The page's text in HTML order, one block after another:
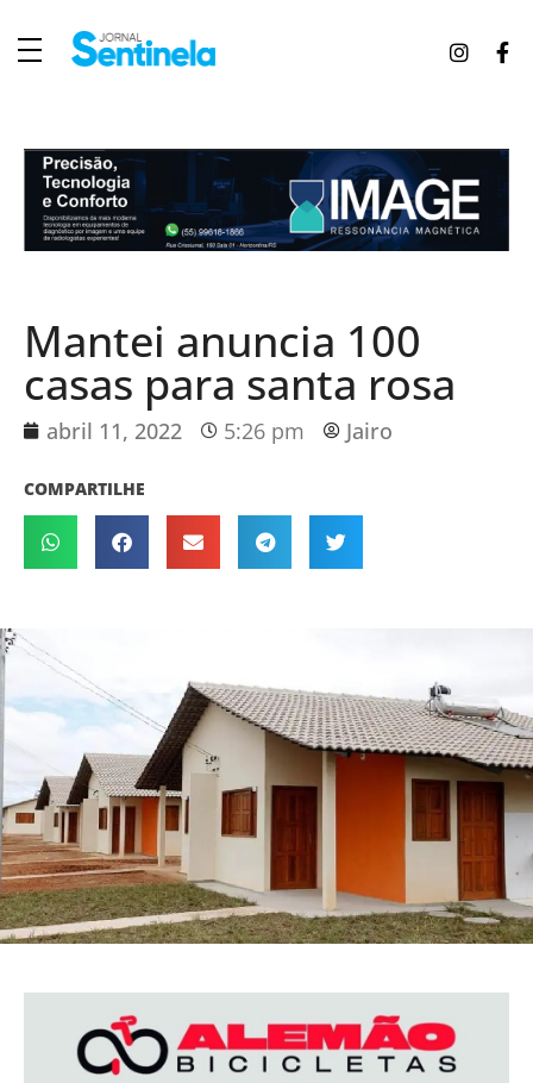
Mantei anuncia 100
casas para santa rosa
abril 11, 2022 5:26 pm Jairo
COMPARTILHE